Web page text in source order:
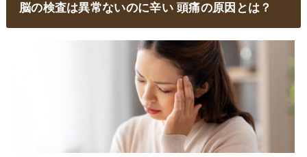
脳の検査は異常ないのに辛い 頭痛の原因とは？